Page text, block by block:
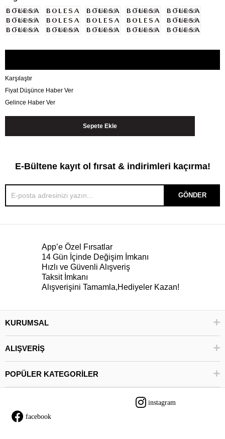
Tükendi Tükendi Tükendi
Tükendi
Tükendi
Tükendi
Tükendi
Tükendi Tükendi Tükendi Tükendi
Karşılaştır
Fiyat Düşünce Haber Ver
Gelince Haber Ver
E-Bültene kayıt ol fırsat & indirimleri kaçırma!
GÖNDER
App’e Özel Fırsatlar
14 Gün İçinde Değişim İmkanı
Hızlı ve Güvenli Alışveriş
Taksit İmkanı
Alışverişini Tamamla,Hediyeler Kazan!
KURUMSAL
ALIŞVERİŞ
POPÜLER KATEGORİLER
instagram
facebook